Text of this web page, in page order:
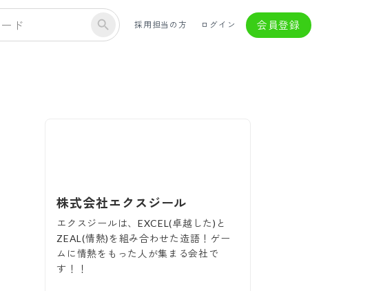
採用担当の方 ログイン 会員登録
株式会社エクスジール
エクスジールは、EXCEL(卓越した)と
ZEAL(情熱)を組み合わせた造語！ゲー
ムに情熱をもった人が集まる会社で
す！！